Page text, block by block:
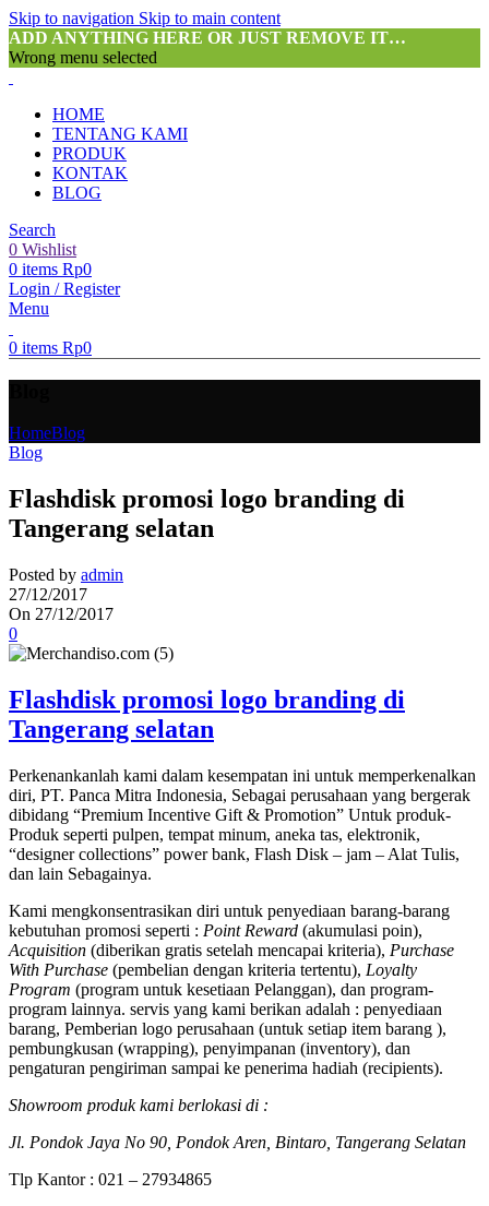
Skip to navigation Skip to main content
ADD ANYTHING HERE OR JUST REMOVE IT…
Wrong menu selected
HOME
TENTANG KAMI
PRODUK
KONTAK
BLOG
Search
0 Wishlist
0 items Rp0
Login / Register
Menu
0 items Rp0
HomeBlog
Blog
Flashdisk promosi logo branding di
Tangerang selatan
Posted by admin
27/12/2017
On 27/12/2017
0
Flashdisk promosi logo branding di
Tangerang selatan
Perkenankanlah kami dalam kesempatan ini untuk memperkenalkan
diri, PT. Panca Mitra Indonesia, Sebagai perusahaan yang bergerak
dibidang “Premium Incentive Gift & Promotion” Untuk produk-
Produk seperti pulpen, tempat minum, aneka tas, elektronik,
“designer collections” power bank, Flash Disk – jam – Alat Tulis,
dan lain Sebagainya.
Kami mengkonsentrasikan diri untuk penyediaan barang-barang
kebutuhan promosi seperti : Point Reward (akumulasi poin),
Acquisition (diberikan gratis setelah mencapai kriteria), Purchase
With Purchase (pembelian dengan kriteria tertentu), Loyalty
Program (program untuk kesetiaan Pelanggan), dan program-
program lainnya. servis yang kami berikan adalah : penyediaan
barang, Pemberian logo perusahaan (untuk setiap item barang ),
pembungkusan (wrapping), penyimpanan (inventory), dan
pengaturan pengiriman sampai ke penerima hadiah (recipients).
Showroom produk kami berlokasi di :
Jl. Pondok Jaya No 90, Pondok Aren, Bintaro, Tangerang Selatan
Tlp Kantor : 021 – 27934865